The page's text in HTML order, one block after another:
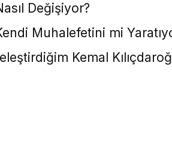
Değişiyor?
Muhalefetini mi
Kemal